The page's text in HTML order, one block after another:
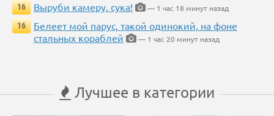
16
Выруби камеру, сука!
— 1 час 18 минут назад
16
Белеет мой парус, такой одинокий, на фоне
стальных кораблей
— 1 час 20 минут назад
Лучшее в категории